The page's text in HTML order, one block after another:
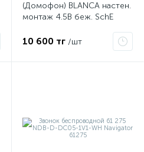
(Домофон) BLANCA настен.
монтаж 4.5В беж. SchE
10 600 тг /шт